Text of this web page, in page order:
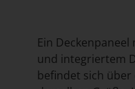
Ein
und integriertem
befindet sich über